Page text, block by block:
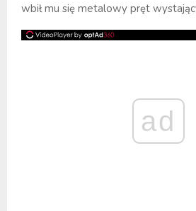
wbił mu się metalowy pręt
ad